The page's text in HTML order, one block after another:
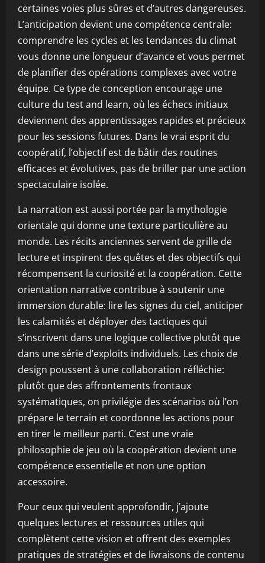
certaines voies plus sûres et d’autres dangereuses.
L’anticipation devient une compétence centrale:
comprendre les cycles et les tendances du climat
vous donne une longueur d’avance et vous permet
de planifier des opérations complexes avec votre
équipe. Ce type de conception encourage une
culture du test and learn, où les échecs initiaux
deviennent des apprentissages rapides et précieux
pour les sessions futures. Dans le vrai esprit du
coopératif, l’objectif est de bâtir des routines
efficaces et évolutives, pas de briller par une action
spectaculaire isolée.
La narration est aussi portée par la mythologie
orientale qui donne une texture particulière au
monde. Les récits anciennes servent de grille de
lecture et inspirent des quêtes et des objectifs qui
récompensent la curiosité et la coopération. Cette
orientation narrative contribue à soutenir une
immersion durable: lire les signes du ciel, anticiper
les calamités et déployer des tactiques qui
s’inscrivent dans une logique collective plutôt que
dans une série d’exploits individuels. Les choix de
design poussent à une collaboration réfléchie:
plutôt que des affrontements frontaux
systématiques, on privilégie des scénarios où l’on
prépare le terrain et coordonne les actions pour
en tirer le meilleur parti. C’est une vraie
philosophie de jeu où la coopération devient une
compétence essentielle et non une option
accessoire.
Pour ceux qui veulent approfondir, j’ajoute
quelques lectures et ressources utiles qui
complètent cette vision et offrent des exemples
pratiques de stratégies et de livraisons de contenu